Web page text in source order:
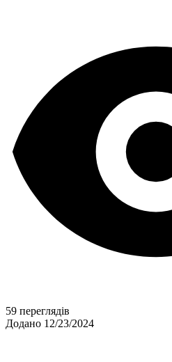
59 переглядів
Додано 12/23/2024